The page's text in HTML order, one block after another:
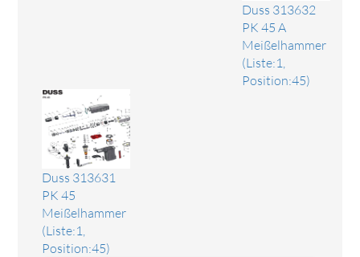
Duss 313632
PK 45 A
Meißelhammer
(Liste:1,
Position:45)
Duss 313631
PK 45
Meißelhammer
(Liste:1,
Position:45)